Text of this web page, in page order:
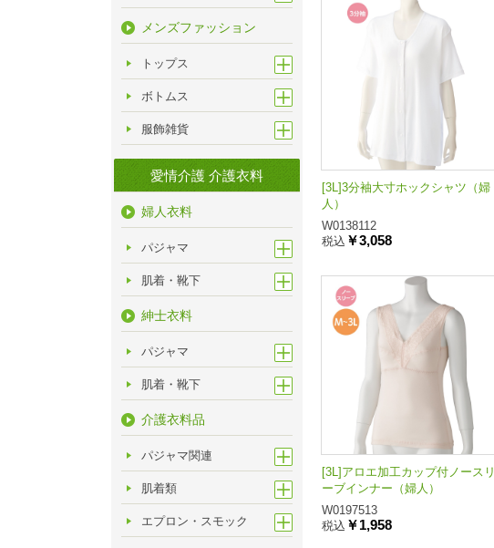
メンズファッション
トップス
ボトムス
服飾雑貨
愛情介護 介護衣料
婦人衣料
パジャマ
肌着・靴下
紳士衣料
パジャマ
肌着・靴下
介護衣料品
パジャマ関連
肌着類
エプロン・スモック
[3L]3分袖大寸ホックシャツ（婦
人）
W0138112
税込 ￥3,058
[3L]アロエ加工カップ付ノースリ
ーブインナー（婦人）
W0197513
税込 ￥1,958